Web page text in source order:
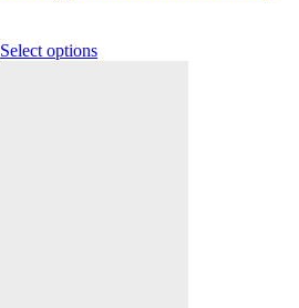
Select options